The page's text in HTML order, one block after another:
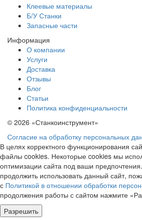
Клеевые материалы
Б/У Станки
Запасные части
Информация
О компании
Услуги
Доставка
Отзывы
Блог
Статьи
Политика конфиденциальности
© 2026 «Станкоинструмент»
Согласие на обработку персональных
В целях корректного функционирования
файлы cookies. Некоторые cookies мы
оптимизации сайта под ваши
продолжить использовать данный сайт,
с Политикой в отношении обработки
продолжения работы с сайтом нажмите
Разрешить